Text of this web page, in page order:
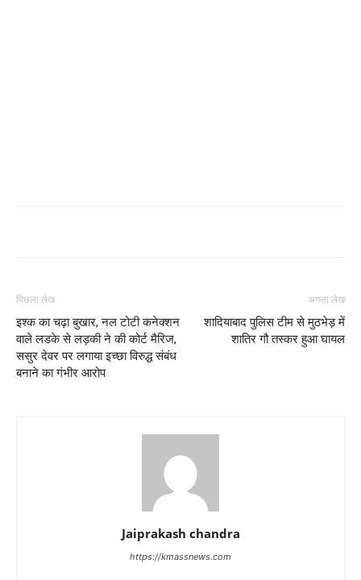
पिछला लेख
इश्क का चढ़ा बुखार, नल टोटी कनेक्शन
वाले लडके से लड़की ने की कोर्ट मैरिज,
ससुर देवर पर लगाया इच्छा विरुद्ध संबंध
बनाने का गंभीर आरोप
अगला लेख
शादियाबाद पुलिस टीम से मुठभेड़ में
शातिर गौ तस्कर हुआ घायल
Jaiprakash chandra
https://kmassnews.com